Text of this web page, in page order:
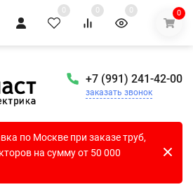
0 0 0 0
+7 (991) 241-42-00
заказать звонок
по Москве при заказе труб,
на сумму от 50 000